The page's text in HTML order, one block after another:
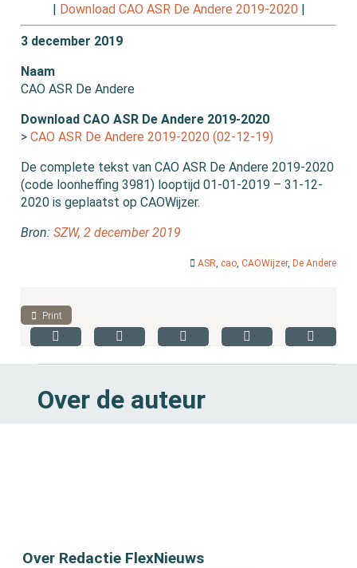
| Download CAO ASR De Andere 2019-2020|
3 december 2019
Naam
CAO ASR De Andere
Download CAO ASR De Andere 2019-2020
>CAO ASR De Andere 2019-2020 (02-12-19)
De complete tekst van CAO ASR De Andere 2019-2020
(code loonheffing 3981) looptijd 01-01-2019 – 31-12-
2020 is geplaatst op CAOWijzer.
Bron:SZW, 2 december 2019
ASR, cao, CAOWijzer, De Andere
Print
Over de auteur
Over Redactie FlexNieuws